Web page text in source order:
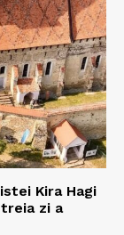
Kira Hagi
zi a